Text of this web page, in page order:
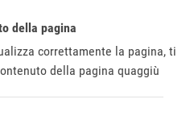
della pagina
correttamente la pagina, ti
della pagina quaggiù